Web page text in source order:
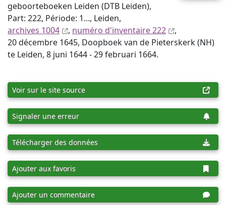
geboorteboeken Leiden (DTB Leiden),
Part: 222, Période: 1..., Leiden,
archives 1004
, numéro d'inventaire 222
,
20 décembre 1645, Doopboek van de Pieterskerk (NH)
te Leiden, 8 juni 1644 - 29 februari 1664.
Voir sur le site source
Signaler une erreur
Télécharger des données
Ajouter aux favoris
Ajouter un commentaire